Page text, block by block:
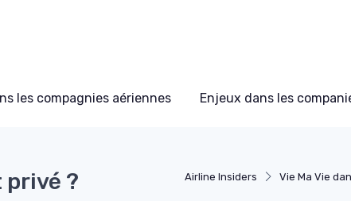
les compagnies aériennes Enjeux dans les
Airline Insiders Vie Ma Vie
privé ?